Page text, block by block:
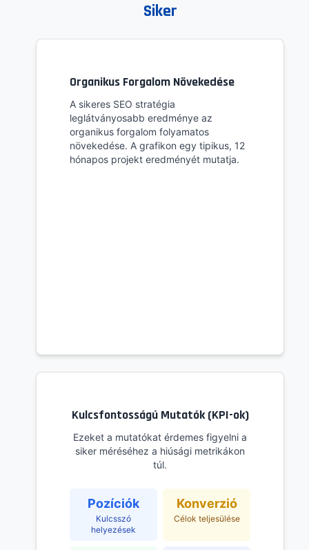
Siker
Organikus Forgalom Növekedése
A sikeres SEO stratégia
leglátványosabb eredménye az
organikus forgalom folyamatos
növekedése. A grafikon egy tipikus, 12
hónapos projekt eredményét mutatja.
Kulcsfontosságú Mutatók (KPI-ok)
Ezeket a mutatókat érdemes figyelni a
siker méréséhez a hiúsági metrikákon
túl.
Pozíciók
Kulcsszó
helyezések
Konverzió
Célok teljesülése